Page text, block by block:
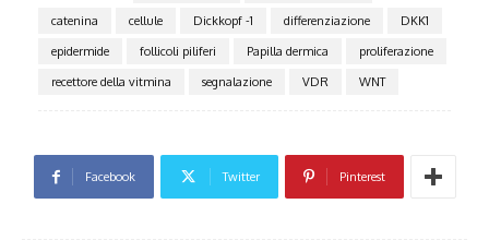
catenina
cellule Dickkopf -1 differenziazione
DKK1
epidermide
follicoli piliferi Papilla dermica
proliferazione
recettore della vitmina
segnalazione VDR WNT
Facebook Twitter Pinterest